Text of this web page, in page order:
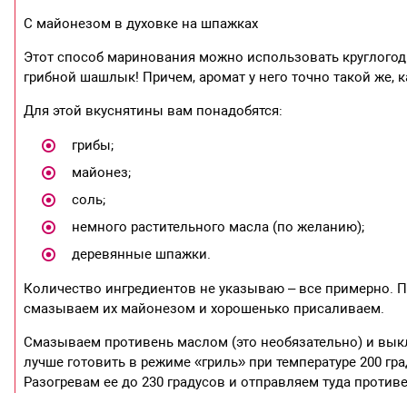
С майонезом в духовке на шпажках
Этот способ маринования можно использовать
грибной шашлык! Причем, аромат у него точно такой же,
Для этой вкуснятины вам понадобятся:
грибы;
майонез;
соль;
немного растительного масла (по желанию);
деревянные шпажки.
Количество ингредиентов не указываю – все
смазываем их майонезом и хорошенько присаливаем.
Смазываем противень маслом (это необязательно) и
лучше готовить в режиме «гриль» при температуре 200
Разогревам ее до 230 градусов и отправляем туда